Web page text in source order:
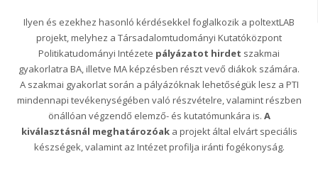
Ilyen és ezekhez hasonló kérdésekkel foglalkozik a poltextLAB
projekt, melyhez a Társadalomtudományi Kutatóközpont
Politikatudományi Intézete pályázatot hirdet szakmai
gyakorlatra BA, illetve MA képzésben részt vevő diákok számára.
A szakmai gyakorlat során a pályázóknak lehetőségük lesz a PTI
mindennapi tevékenységében való részvételre, valamint részben
önállóan végzendő elemző- és kutatómunkára is. A
kiválasztásnál meghatározóak a projekt által elvárt speciális
készségek, valamint az Intézet profilja iránti fogékonyság.